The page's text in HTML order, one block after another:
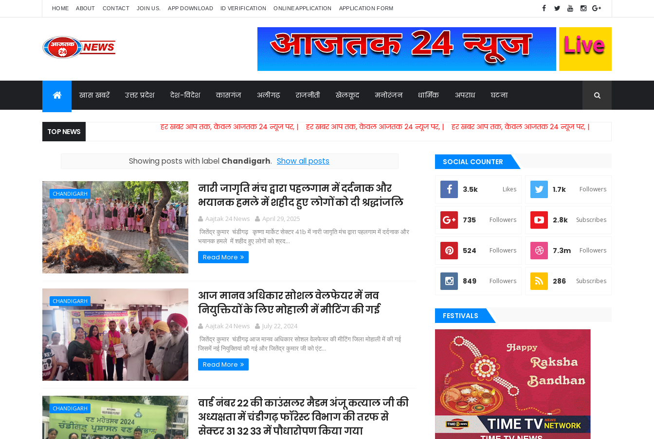
HOME ABOUT CONTACT JOIN US. APP DOWNLOAD ID VERIFICATION ONLINE APPLICATION APPLICATION FORM
खास खबरें उत्तर प्रदेश देश-विदेश कासगंज अलीगढ़ राजनीती खेलकूद मनोरंजन धार्मिक अपराध घटना
TOP NEWS हर खबर आप तक, केवल आजतक 24 न्यूज पर, | हर खबर आप तक, केवल आजतक 24 न्यूज पर,​ | हर खबर आप तक, केवल आजतक 24 न्यूज पर, |
Showing posts with label Chandigarh. Show all posts
CHANDIGARH
नारी जागृति मंच द्वारा पहलगाम में दर्दनाक और
भयानक हमले में शहीद हुए लोगों को दी श्रद्धांजलि
Aajtak 24 News
April 29, 2025
जितेंद्र कुमार चंडीगढ़ कृष्णा मार्केट सेक्टर 41b में नारी जागृति मंच द्वारा पहलगाम में दर्दनाक और
भयानक हमले में शहीद हुए लोगों को श्रद...
Read More
CHANDIGARH
आज मानव अधिकार सोशल वेलफेयर में नव
नियुक्तियों के लिए मोहाली में मीटिंग की गई
Aajtak 24 News
July 22, 2024
जितेंद्र कुमार चंडीगढ़ आज मानव अधिकार सोशल वेलफेयर की मीटिंग जिला मोहाली में की गई
जिसमें नई नियुक्तियां की गई और जितेंद्र कुमार जी को एंट...
Read More
CHANDIGARH
वार्ड नंबर 22 की काउंसलर मैडम अंजू कत्याल जी की
अध्यक्षता में चंडीगढ़ फॉरेस्ट विभाग की तरफ से
सेक्टर 31 32 33 में पौधारोपण किया गया
SOCIAL COUNTER
3.5k Likes 1.7k Followers
735 Followers 2.8k Subscribes
524 Followers 7.3m Followers
849 Followers 286 Subscribes
FESTIVALS